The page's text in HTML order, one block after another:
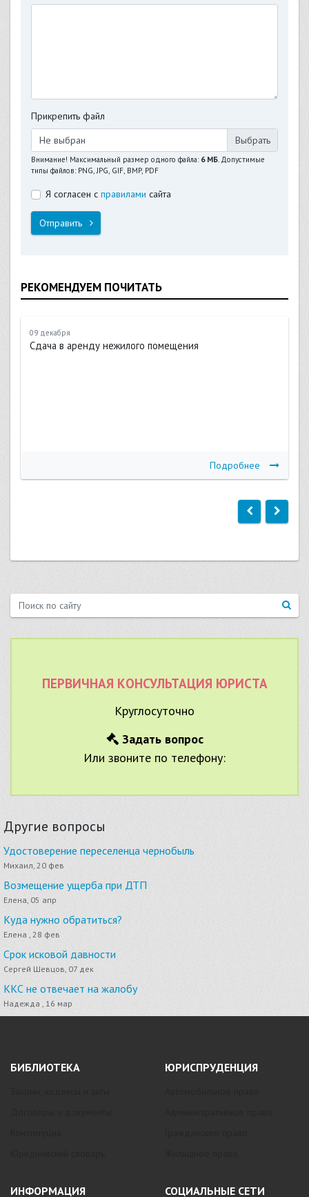
Прикрепить файл
Не выбран
Внимание! Максимальный размер одного файла: 6 МБ. Допустимые
типы файлов: PNG, JPG, GIF, BMP, PDF
Я согласен с правилами сайта
Отправить
РЕКОМЕНДУЕМ ПОЧИТАТЬ
09 декабря
Сдача в аренду нежилого помещения
Подробнее
ПЕРВИЧНАЯ КОНСУЛЬТАЦИЯ ЮРИСТА
Круглосуточно
Задать вопрос
Или звоните по телефону:
Другие вопросы
Удостоверение переселенца чернобыль
Михаил, 20 фев
Возмещение ущерба при ДТП
Елена, 05 апр
Куда нужно обратиться?
Елена , 28 фев
Срок исковой давности
Сергей Шевцов, 07 дек
ККС не отвечает на жалобу
Надежда , 16 мар
БИБЛИОТЕКА ЮРИСПРУДЕНЦИЯ
ИНФОРМАЦИЯ СОЦИАЛЬНЫЕ СЕТИ